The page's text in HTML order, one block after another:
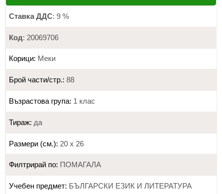
Ставка ДДС: 9 %
Код: 20069706
Корици: Меки
Брой части/стр.: 88
Възрастова група: 1 клас
Тираж: да
Размери (см.): 20 х 26
Филтрирай по: ПОМАГАЛА
Учебен предмет: БЪЛГАРСКИ ЕЗИК И ЛИТЕРАТУРА